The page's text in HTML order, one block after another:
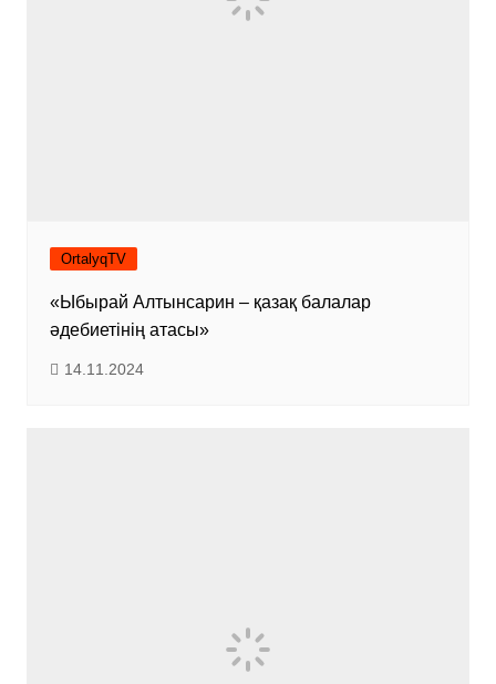
OrtalyqTV
«Ыбырай Алтынсарин – қазақ балалар
әдебиетінің атасы»
14.11.2024